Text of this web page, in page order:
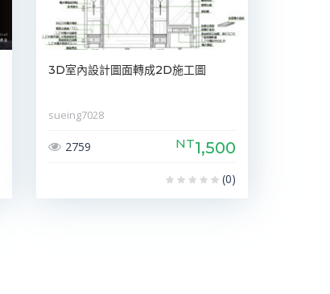
3D室內設計圖面轉成2D施工圖
sueing7028
2759 NT1,500
(0)